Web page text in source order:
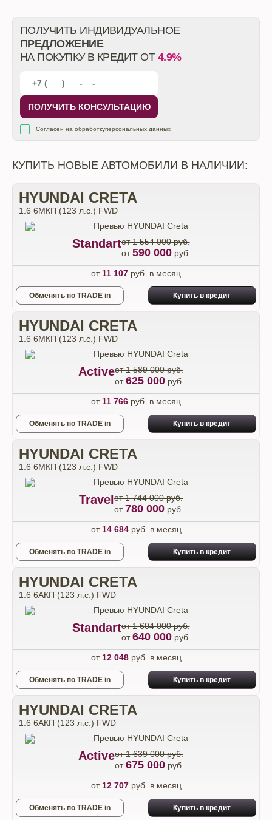
ПОЛУЧИТЬ ИНДИВИДУАЛЬНОЕ
ПРЕДЛОЖЕНИЕ
НА ПОКУПКУ В КРЕДИТ ОТ 4.9%
ПОЛУЧИТЬ КОНСУЛЬТАЦИЮ
Согласен на обработкуперсональных данных
КУПИТЬ НОВЫЕ АВТОМОБИЛИ В НАЛИЧИИ:
HYUNDAI CRETA
1.6 6МКП (123 л.с.) FWD
Standartот 1 554 000 руб.
от590 000руб.
от 11 107 руб. в месяц
Обменять по TRADE in Купить в кредит
HYUNDAI CRETA
1.6 6МКП (123 л.с.) FWD
Activeот 1 589 000 руб.
от625 000 руб.
от 11 766 руб. в месяц
Обменять по TRADE in Купить в кредит
HYUNDAI CRETA
1.6 6МКП (123 л.с.) FWD
Travel от 1 744 000 руб.
от780 000 руб.
от 14 684руб. в месяц
Обменять по TRADE in Купить в кредит
HYUNDAI CRETA
1.6 6AКП (123 л.с.) FWD
Standartот 1 604 000 руб.
от640 000руб.
от 12 048руб. в месяц
Обменять по TRADE in Купить в кредит
HYUNDAI CRETA
1.6 6AКП (123 л.с.) FWD
Activeот 1 639 000 руб.
от675 000 руб.
от 12 707руб. в месяц
Обменять по TRADE in Купить в кредит